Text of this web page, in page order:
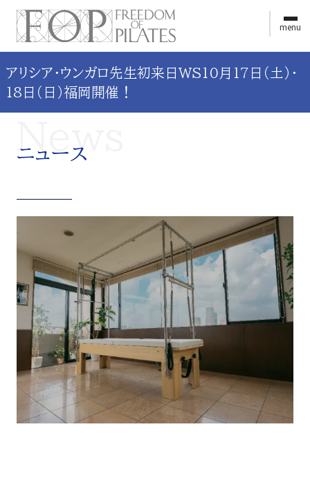
アリシア・ウンガロ先生初来日WS10月17日（土）・
18日（日）福岡開催！
menu
ニュース